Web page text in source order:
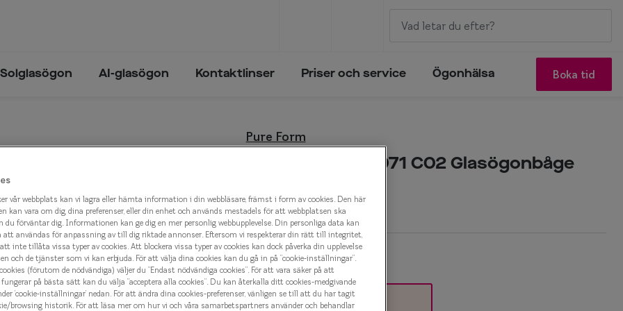
Glasögon & solglasögon 2026
Solglasögon AI-glasögon Kontaktlinser Priser och service Ögonhälsa
Astigmatism
Boka tid
Pure Form
Pure Form 0IY1071 C02 Glasögonbåge
1 000 kr
Välj färg:
Violet
vår webbplats kan vi lagra eller hämta information i din webbläsare, främst i form av cookies. Den här
kan vara om dig, dina preferenser, eller din enhet och används mestadels för att webbplatsen ska
du förväntar dig. Informationen kan ge dig en mer personlig webbupplevelse. Din personliga data kan
att användas för anpassning av till dig riktade annonser. Eftersom vi respekterar din rätt till integritet,
inte tillåta vissa typer av cookies. Att blockera vissa typer av cookies kan dock påverka din upplevelse
och de tjänster som vi kan erbjuda. För att välja dina cookies kan du gå in på ”cookie-inställningar”.
(förutom de nödvändiga) väljer du ”Endast nödvändiga cookies”. För att vara säker på att
på bästa sätt kan du välja ”acceptera alla cookies”. Du kan återkalla ditt cookies-medgivande
’cookie-inställningar’ nedan. För att ändra dina cookies-preferenser, vänligen se till att du har tagit
browsing historik. För att läsa mer om hur vi och våra samarbetspartners använder och behandlar